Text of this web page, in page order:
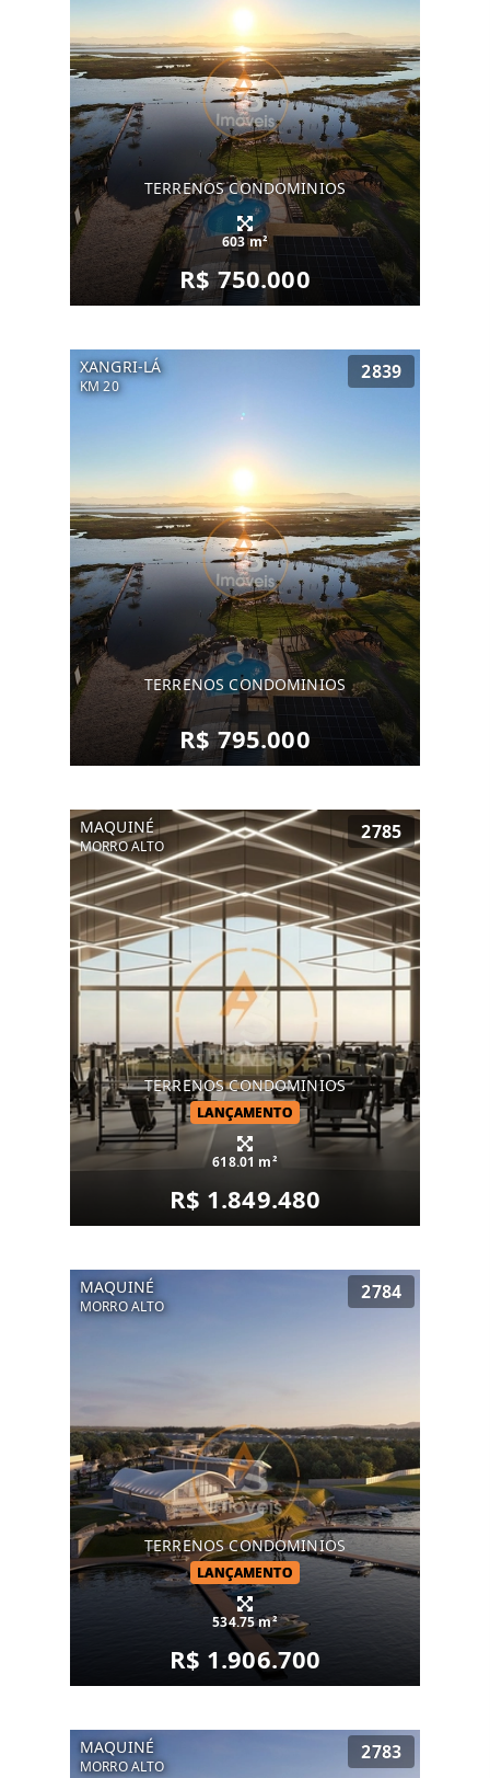
TERRENOS CONDOMINIOS
603 m²
R$ 750.000
XANGRI-LÁ
KM 20
2839
TERRENOS CONDOMINIOS
R$ 795.000
MAQUINÉ
MORRO ALTO
2785
TERRENOS CONDOMINIOS
LANÇAMENTO
618.01 m²
R$ 1.849.480
MAQUINÉ
MORRO ALTO
2784
TERRENOS CONDOMINIOS
LANÇAMENTO
534.75 m²
R$ 1.906.700
MAQUINÉ
MORRO ALTO
2783